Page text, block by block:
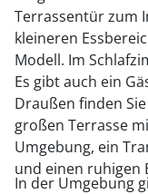
Terrassentür zum
kleineren
Modell. Im
Es gibt auch ein
Draußen finden
großen Terrasse
Umgebung, ein
und einen ruhigen
In der Umgebung